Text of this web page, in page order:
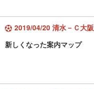
2019/04/20 清水－Ｃ大阪
新しくなった案内マップ